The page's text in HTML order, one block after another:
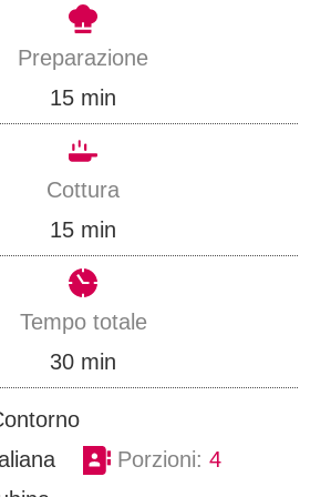
Preparazione
15m
i
n
t
i
min
Cottura
15m
i
t
i
min
Tempo totale
30m
n
u
min
Porzioni: 4